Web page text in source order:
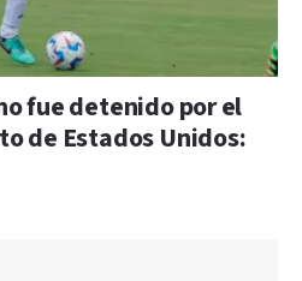
fue detenido por el
de Estados Unidos: